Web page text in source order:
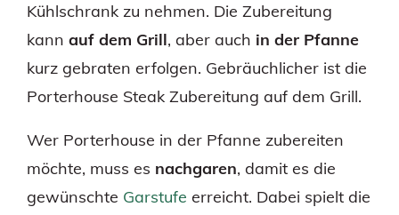
Kühlschrank zu nehmen. Die Zubereitung
kann auf dem Grill, aber auch in der Pfanne
kurz gebraten erfolgen. Gebräuchlicher ist die
Porterhouse Steak Zubereitung auf dem Grill.
Wer Porterhouse in der Pfanne zubereiten
möchte, muss es nachgaren, damit es die
gewünschte Garstufe erreicht. Dabei spielt die